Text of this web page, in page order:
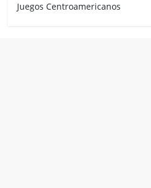
Juegos Centroamericanos